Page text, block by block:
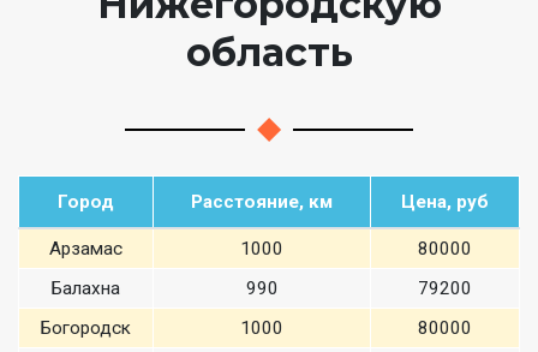
область
Город Расстояние, км Цена, руб
Арзамас 1000
80000
Балахна
990
79200
Богородск
1000
80000